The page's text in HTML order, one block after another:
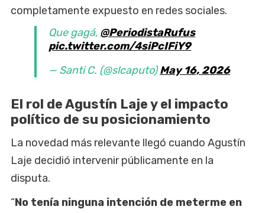
completamente expuesto en redes sociales.
Que gagá, @PeriodistaRufus
pic.twitter.com/4siPcIFiY9
— Santi C. (@slcaputo)May 16, 2026
El rol de Agustín Laje y el impacto
político de su posicionamiento
La novedad más relevante llegó cuando Agustín
Laje decidió intervenir públicamente en la
disputa.
“No tenía ninguna intención de meterme en